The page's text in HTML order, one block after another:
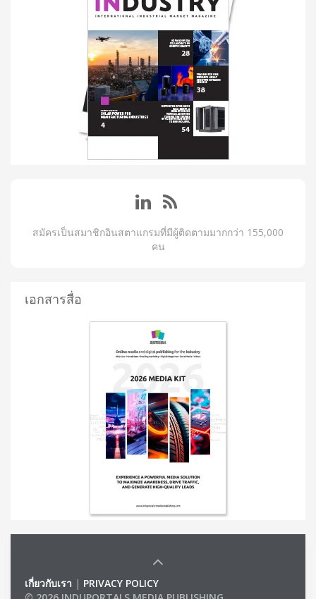
สมัครเป็นสมาชิกอินสตาแกรมที่มีผู้ติดตามมากกว่า 155,000
คน
เอกสารสื่อ
เกี่ยวกับเรา | PRIVACY POLICY